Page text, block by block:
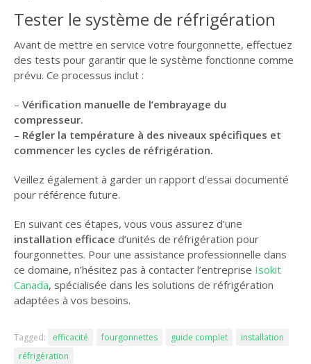
Tester le système de réfrigération
Avant de mettre en service votre fourgonnette, effectuez
des tests pour garantir que le système fonctionne comme
prévu. Ce processus inclut :
– Vérification manuelle de l’embrayage du
compresseur.
– Régler la température à des niveaux spécifiques et
commencer les cycles de réfrigération.
Veillez également à garder un rapport d’essai documenté
pour référence future.
En suivant ces étapes, vous vous assurez d’une
installation efficace d’unités de réfrigération pour
fourgonnettes. Pour une assistance professionnelle dans
ce domaine, n’hésitez pas à contacter l’entreprise Isokit
Canada, spécialisée dans les solutions de réfrigération
adaptées à vos besoins.
Tagged: efficacité fourgonnettes guide complet
installation
réfrigération